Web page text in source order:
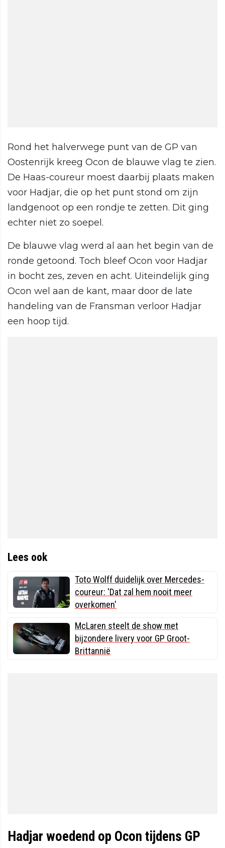
Rond het halverwege punt van de GP van
Oostenrijk kreeg Ocon de blauwe vlag te zien.
De Haas-coureur moest daarbij plaats maken
voor Hadjar, die op het punt stond om zijn
landgenoot op een rondje te zetten. Dit ging
echter niet zo soepel.
De blauwe vlag werd al aan het begin van de
ronde getoond. Toch bleef Ocon voor Hadjar
in bocht zes, zeven en acht. Uiteindelijk ging
Ocon wel aan de kant, maar door de late
handeling van de Fransman verloor Hadjar
een hoop tijd.
Lees ook
Toto Wolff duidelijk over Mercedes-
coureur: 'Dat zal hem nooit meer
overkomen'
McLaren steelt de show met
bijzondere livery voor GP Groot-
Brittannië
Hadjar woedend op Ocon tijdens GP